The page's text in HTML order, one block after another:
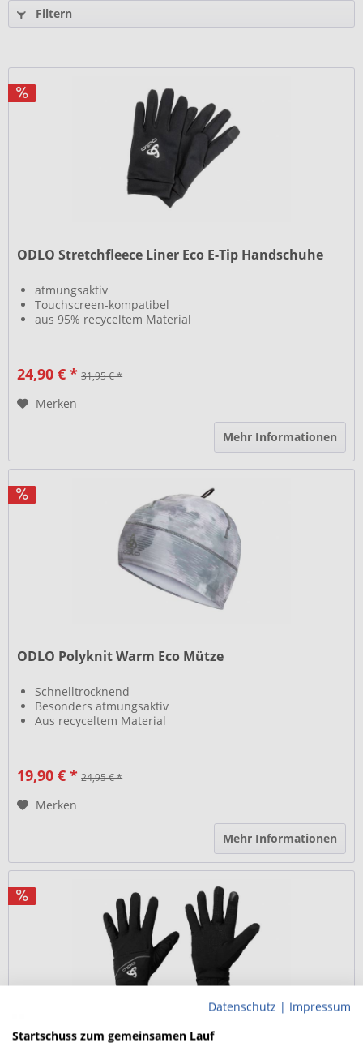
Filtern
ODLO Stretchfleece Liner Eco E-Tip Handschuhe
atmungsaktiv
Touchscreen-kompatibel
aus 95% recyceltem Material
24,90 € * 31,95 € *
Merken
Mehr Informationen
ODLO Polyknit Warm Eco Mütze
Schnelltrocknend
Besonders atmungsaktiv
Aus recyceltem Material
19,90 € * 24,95 € *
Merken
Mehr Informationen
Datenschutz | Impressum
Startschuss zum gemeinsamen Lauf